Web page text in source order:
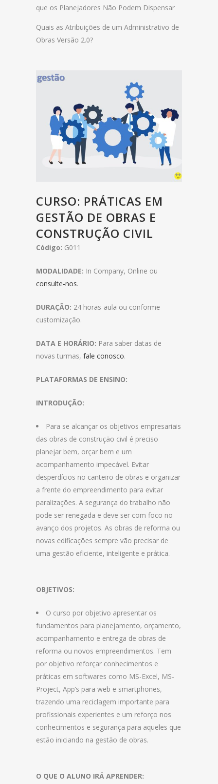
que os Planejadores Não Podem Dispensar
Quais as Atribuições de um Administrativo de
Obras Versão 2.0?
CURSO: PRÁTICAS EM
GESTÃO DE OBRAS E
CONSTRUÇÃO CIVIL
Código: G011
MODALIDADE: In Company, Online ou
consulte-nos.
DURAÇÃO: 24 horas-aula ou conforme
customização.
DATA E HORÁRIO: Para saber datas de
novas turmas, fale conosco.
PLATAFORMAS DE ENSINO:
INTRODUÇÃO:
Para se alcançar os objetivos empresariais
das obras de construção civil é preciso
planejar bem, orçar bem e um
acompanhamento impecável. Evitar
desperdícios no canteiro de obras e organizar
a frente do empreendimento para evitar
paralizações. A segurança do trabalho não
pode ser renegada e deve ser com foco no
avanço dos projetos. As obras de reforma ou
novas edificações sempre vão precisar de
uma gestão eficiente, inteligente e prática.
OBJETIVOS:
O curso por objetivo apresentar os
fundamentos para planejamento, orçamento,
acompanhamento e entrega de obras de
reforma ou novos empreendimentos. Tem
por objetivo reforçar conhecimentos e
práticas em softwares como MS-Excel, MS-
Project, App’s para web e smartphones,
trazendo uma reciclagem importante para
profissionais experientes e um reforço nos
conhecimentos e segurança para aqueles que
estão iniciando na gestão de obras.
O QUE O ALUNO IRÁ APRENDER: